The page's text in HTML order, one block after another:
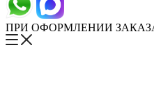
ПРИ ОФОРМЛЕНИИ